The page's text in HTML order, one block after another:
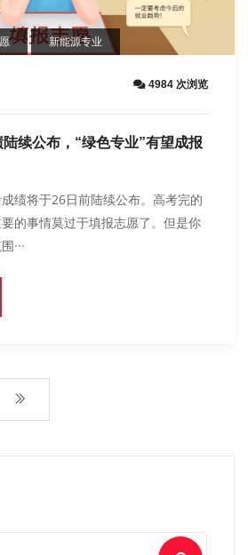
新能源专业
4984 次浏览
续公布，“绿色专业”有望成报
绩将于26日前陆续公布。高考完的
的事情莫过于填报志愿了。但是你
···